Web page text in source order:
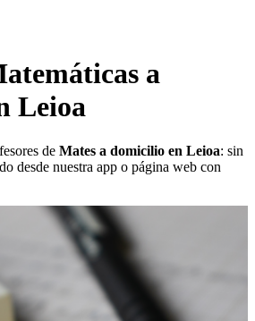
a
Leioa
de Mates a domicilio en Leioa: sin
desde nuestra app o página web con